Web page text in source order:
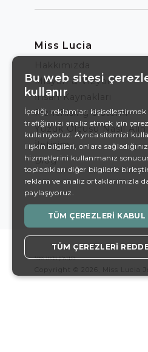
Miss Lucia
Misyon & Vizyon
İnsan Kaynakları
Franchising Sistemi
Yüzük Ölçüsü Nasıl
İletişim
Blog
Copyright © 2026, Miss
Bu web sitesi
kullanır
İçeriği, reklamları kişiselleştirmek
trafiğimizi analiz etmek için
kullanıyoruz. Ayrıca sitemizi
ilişkin bilgileri, onlara
hizmetlerini kullanmanız
topladıkları diğer bilgilerle
reklam ve analiz ortaklarımızla
paylaşıyoruz.
TÜM ÇEREZLERI KABUL
TÜM ÇEREZLERI